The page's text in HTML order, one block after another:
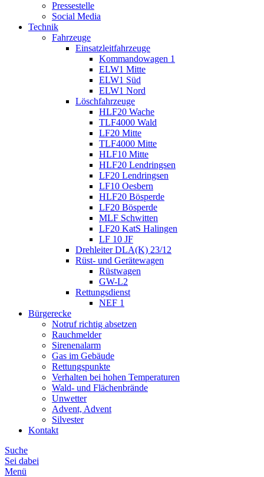
Pressestelle
Social Media
Technik
Fahrzeuge
Einsatzleitfahrzeuge
Kommandowagen 1
ELW1 Mitte
ELW1 Süd
ELW1 Nord
Löschfahrzeuge
HLF20 Wache
TLF4000 Wald
LF20 Mitte
TLF4000 Mitte
HLF10 Mitte
HLF20 Lendringsen
LF20 Lendringsen
LF10 Oesbern
HLF20 Bösperde
LF20 Bösperde
MLF Schwitten
LF20 KatS Halingen
LF 10 JF
Drehleiter DLA(K) 23/12
Rüst- und Gerätewagen
Rüstwagen
GW-L2
Rettungsdienst
NEF 1
Bürgerecke
Notruf richtig absetzen
Rauchmelder
Sirenenalarm
Gas im Gebäude
Rettungspunkte
Verhalten bei hohen Temperaturen
Wald- und Flächenbrände
Unwetter
Advent, Advent
Silvester
Kontakt
Suche
Sei dabei
Menü